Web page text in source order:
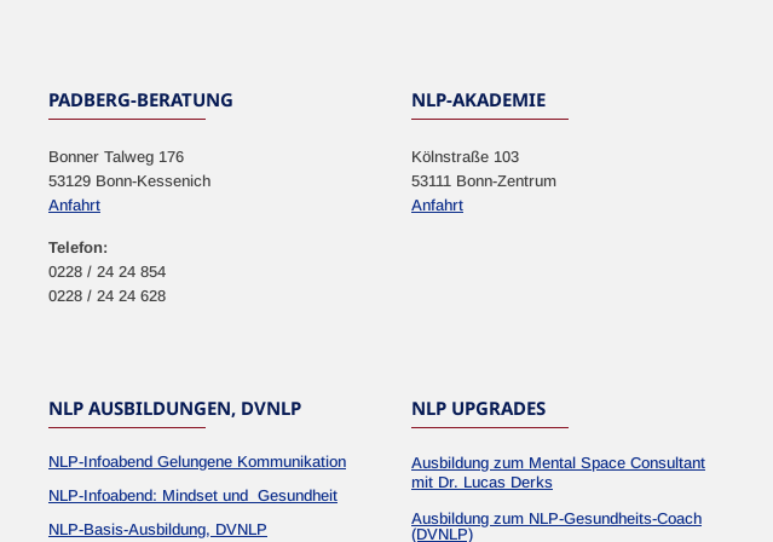
PADBERG-BERATUNG
Bonner Talweg 176
53129 Bonn-Kessenich
Anfahrt
Telefon:
0228 / 24 24 854
0228 / 24 24 628
NLP-AKADEMIE
Kölnstraße 103
53111 Bonn-Zentrum
Anfahrt
NLP AUSBILDUNGEN, DVNLP
NLP-Infoabend Gelungene Kommunikation
NLP-Infoabend: Mindset und Gesundheit
NLP-Basis-Ausbildung, DVNLP
NLP UPGRADES
Ausbildung zum Mental Space Consultant
mit Dr. Lucas Derks
Ausbildung zum NLP-Gesundheits-Coach
(DVNLP)